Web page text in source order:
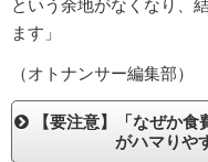
という余地がなくなり、
ます」
（オトナンサー編集部）
【要注意】「なぜか
がハマりや